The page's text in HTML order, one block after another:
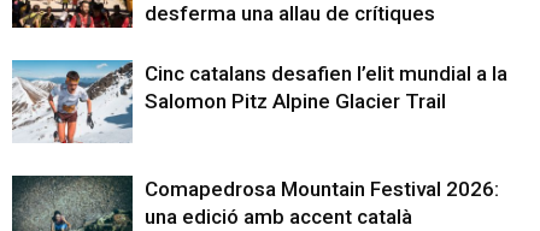
desferma una allau de crítiques
Cinc catalans desafien l’elit mundial a la
Salomon Pitz Alpine Glacier Trail
Comapedrosa Mountain Festival 2026:
una edició amb accent català